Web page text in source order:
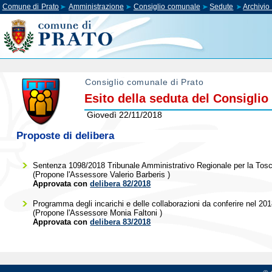
Comune di Prato Amministrazione Consiglio comunale Sedute Archivio
Consiglio comunale di Prato
Esito della seduta del Consiglio
Giovedì 22/11/2018
Proposte di delibera
Sentenza 1098/2018 Tribunale Amministrativo Regionale per la
(Propone l'AssessoreValerio Barberis )
Approvata condelibera 82/2018
Programma degli incarichi e delle collaborazioni da conferire nel
(Propone l'Assessore Monia Faltoni )
Approvata condelibera 83/2018